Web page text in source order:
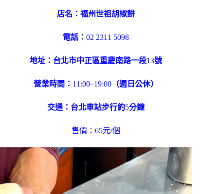
店名：福州世祖胡椒餅
電話：02 2311 5098
地址：台北市中正區重慶南路一段13號
營業時間： 11:00–19:00 （週日公休）
交通：台北車站步行約5分鐘
售價：65元/個